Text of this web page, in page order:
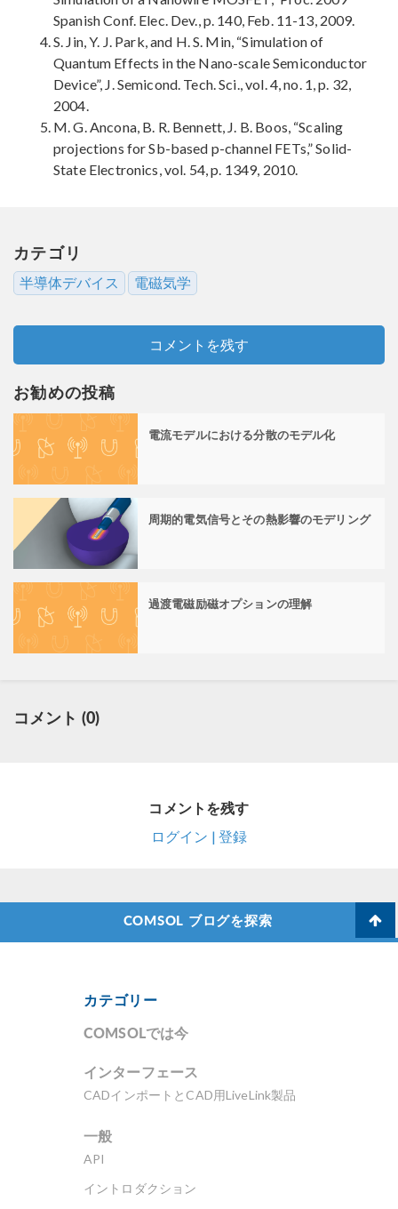
Spanish Conf. Elec. Dev., p. 140, Feb. 11-13, 2009.
S. Jin, Y. J. Park, and H. S. Min, “Simulation of
Quantum Effects in the Nano-scale Semiconductor
Device”, J. Semicond. Tech. Sci., vol. 4, no. 1, p. 32,
2004.
M. G. Ancona, B. R. Bennett, J. B. Boos, “Scaling
projections for Sb-based p-channel FETs,” Solid-
State Electronics, vol. 54, p. 1349, 2010.
カテゴリ
半導体デバイス 電磁気学
コメントを残す
お勧めの投稿
電流モデルにおける分散のモデル化
周期的電気信号とその熱影響のモデリング
過渡電磁励磁オプションの理解
コメント (0)
コメントを残す
ログイン | 登録
COMSOL ブログを探索
カテゴリー
COMSOLでは今
インターフェース
CADインポートとCAD用LiveLink製品
一般
API
イントロダクション